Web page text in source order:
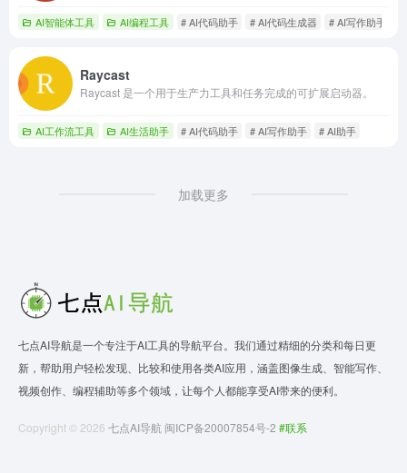
AI智能体工具 AI编程工具 # AI代码助手 # AI代码生成器 # AI写作助手
Raycast
Raycast 是一个用于生产力工具和任务完成的可扩展启动器。
AI工作流工具 AI生活助手 # AI代码助手 # AI写作助手 # AI助手
加载更多
七点AI导航是一个专注于AI工具的导航平台。我们通过精细的分类和每日更
新，帮助用户轻松发现、比较和使用各类AI应用，涵盖图像生成、智能写作、
视频创作、编程辅助等多个领域，让每个人都能享受AI带来的便利。
Copyright © 2026 七点AI导航 闽ICP备20007854号-2 #联系